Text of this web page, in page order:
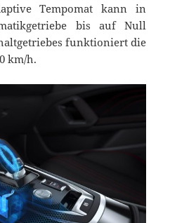
Tempomat kann in
bis auf Null
funktioniert die
km/h.